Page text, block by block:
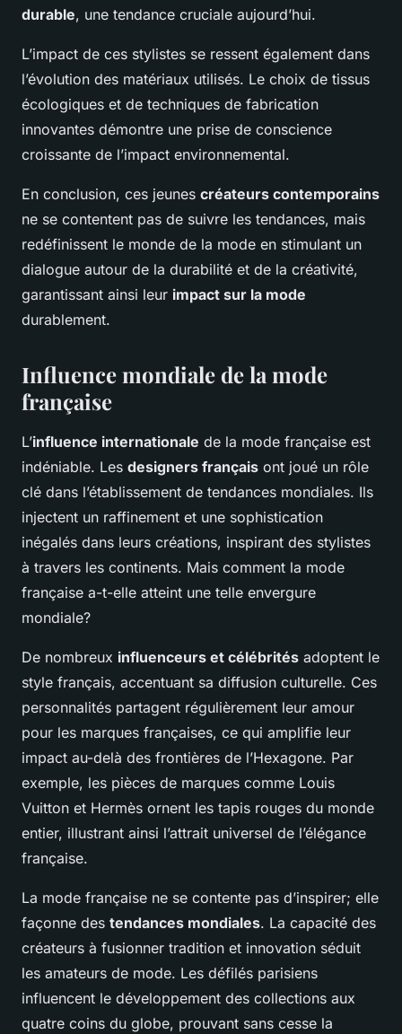
durable, une tendance cruciale aujourd’hui.
L’impact de ces stylistes se ressent également dans
l’évolution des matériaux utilisés. Le choix de tissus
écologiques et de techniques de fabrication
innovantes démontre une prise de conscience
croissante de l’impact environnemental.
En conclusion, ces jeunes créateurs contemporains
ne se contentent pas de suivre les tendances, mais
redéfinissent le monde de la mode en stimulant un
dialogue autour de la durabilité et de la créativité,
garantissant ainsi leur impact sur la mode
durablement.
Influence mondiale de la mode
française
L’influence internationale de la mode française est
indéniable. Les designers français ont joué un rôle
clé dans l’établissement de tendances mondiales. Ils
injectent un raffinement et une sophistication
inégalés dans leurs créations, inspirant des stylistes
à travers les continents. Mais comment la mode
française a-t-elle atteint une telle envergure
mondiale?
De nombreux influenceurs et célébrités adoptent le
style français, accentuant sa diffusion culturelle. Ces
personnalités partagent régulièrement leur amour
pour les marques françaises, ce qui amplifie leur
impact au-delà des frontières de l’Hexagone. Par
exemple, les pièces de marques comme Louis
Vuitton et Hermès ornent les tapis rouges du monde
entier, illustrant ainsi l’attrait universel de l’élégance
française.
La mode française ne se contente pas d’inspirer; elle
façonne des tendances mondiales. La capacité des
créateurs à fusionner tradition et innovation séduit
les amateurs de mode. Les défilés parisiens
influencent le développement des collections aux
quatre coins du globe, prouvant sans cesse la